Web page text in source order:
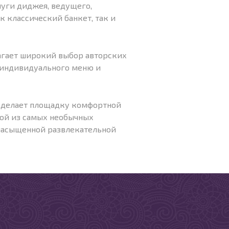
диджея, ведущего,
классический банкет, так и
широкий выбор авторских
меню и
делает площадку комфортной
из самых необычных
развлекательной